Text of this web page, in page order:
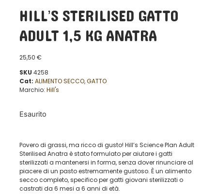
HILL’S STERILISED GATTO
ADULT 1,5 KG ANATRA
25,50 €
SKU 4258
Cat: ALIMENTO SECCO,GATTO
Marchio: Hill's
Esaurito
Povero di grassi, ma ricco di gusto! Hill’s Science Plan Adult
Sterilised Anatra è stato formulato per aiutare i gatti
sterilizzati a mantenersi in forma, senza dover rinunciare al
piacere di un pasto estremamente gustoso. È un alimento
secco completo, specifico per gatti giovani sterilizzati o
castrati da 6 mesi a 6 anni di età.